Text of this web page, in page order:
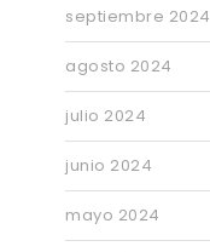
septiembre 2024
agosto 2024
julio 2024
junio 2024
mayo 2024